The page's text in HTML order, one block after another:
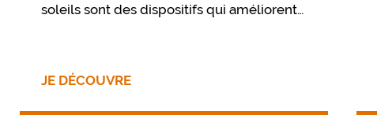
soleils sont des dispositifs qui améliorent
ses lunettes au travers de quelques
JE DÉCOUVRE